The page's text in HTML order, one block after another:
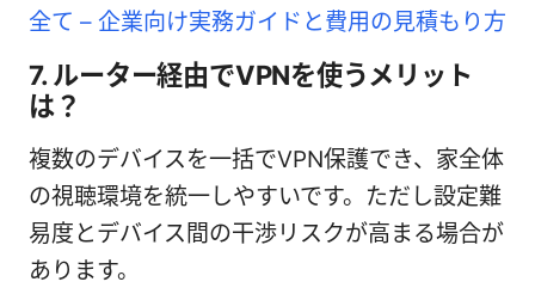
全て – 企業向け実務ガイドと費用の見積もり方
7. ルーター経由でVPNを使うメリット
は？
複数のデバイスを一括でVPN保護でき、家全体
の視聴環境を統一しやすいです。ただし設定難
易度とデバイス間の干渉リスクが高まる場合が
あります。